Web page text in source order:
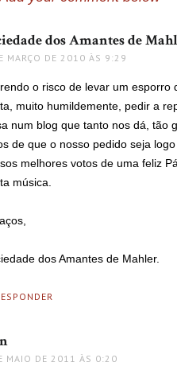
dos Amantes de
MARÇO DE 2010 ÀS 9:29
o risco de levar um esporro
muito humildemente, pedir a
num blog que tanto nos dá, tão
de que o nosso pedido seja
melhores votos de uma feliz
música.
dos Amantes de Mahler.
MAIO DE 2011 ÀS 0:20